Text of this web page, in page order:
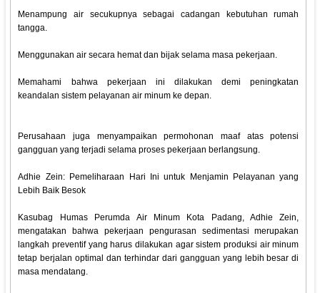
Menampung air secukupnya sebagai cadangan kebutuhan rumah
tangga.
Menggunakan air secara hemat dan bijak selama masa pekerjaan.
Memahami bahwa pekerjaan ini dilakukan demi peningkatan
keandalan sistem pelayanan air minum ke depan.
Perusahaan juga menyampaikan permohonan maaf atas potensi
gangguan yang terjadi selama proses pekerjaan berlangsung.
Adhie Zein: Pemeliharaan Hari Ini untuk Menjamin Pelayanan yang
Lebih Baik Besok
Kasubag Humas Perumda Air Minum Kota Padang, Adhie Zein,
mengatakan bahwa pekerjaan pengurasan sedimentasi merupakan
langkah preventif yang harus dilakukan agar sistem produksi air minum
tetap berjalan optimal dan terhindar dari gangguan yang lebih besar di
masa mendatang.